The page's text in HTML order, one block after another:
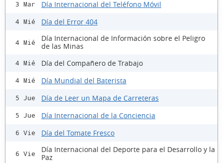
3 Mar Día Internacional del Teléfono Móvil
4 Mié Día del Error 404
4 Mié
Día Internacional de Información sobre el Peligro
de las Minas
4 Mié Día del Compañero de Trabajo
4 Mié Día Mundial del Baterista
5 Jue Día de Leer un Mapa de Carreteras
5 Jue Día Internacional de la Conciencia
6 Vie Día del Tomate Fresco
6 Vie
Día Internacional del Deporte para el Desarrollo y la
Paz